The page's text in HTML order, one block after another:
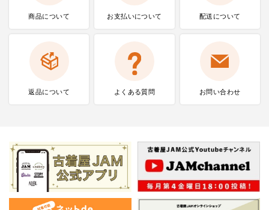
商品について お支払いについて 配送について
返品について よくある質問 お問い合わせ